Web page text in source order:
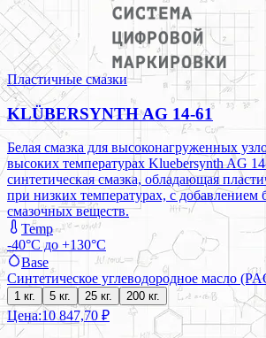
Пластичные смазки
KLÜBERSYNTH AG 14-61
Белая смазка для высоконагруженных
высоких температурах Kluebersynth AG
синтетическая смазка, обладающая
при низких температурах, с добавлением
смазочных веществ.
Temp
-40°C до +130°C
Base
Синтетическое углеводородное масло
1 кг. 5 кг. 25 кг. 200 кг.
Цена:10 847,70 ₽